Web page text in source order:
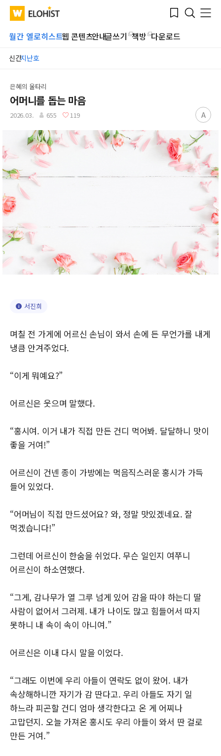
WATV Elohist-
Home
Bookmark
Search
Menu
월간 엘로히스트웹 콘텐츠안내글쓰기 책방 다운로드
신간지난호
Submit
은혜의 울타리
어머니를 돕는 마음
2026.03. 655 119 A
서진희
며칠 전 가게에 어르신 손님이 와서 손에 든 무언가를 내게
냉큼 안겨주었다.
“이게 뭐예요?”
어르신은 웃으며 말했다.
“홍시여. 이거 내가 직접 만든 건디 먹어봐. 달달하니 맛이
좋을 거여!”
어르신이 건넨 종이 가방에는 먹음직스러운 홍시가 가득
들어 있었다.
“어머님이 직접 만드셨어요? 와, 정말 맛있겠네요. 잘
먹겠습니다!”
그런데 어르신이 한숨을 쉬었다. 무슨 일인지 여쭈니
어르신이 하소연했다.
“그게, 감나무가 열 그루 넘게 있어 감을 따야 하는디 딸
사람이 없어서 그러제. 내가 나이도 많고 힘들어서 따지
못하니 내 속이 속이 아니여.”
어르신은 이내 다시 말을 이었다.
“그래도 이번에 우리 아들이 연락도 없이 왔어. 내가
속상해하니깐 자기가 감 딴다고. 우리 아들도 자기 일
하느라 피곤할 건디 엄마 생각한다고 온 게 어찌나
고맙던지. 오늘 가져온 홍시도 우리 아들이 와서 딴 걸로
만든 거여.”